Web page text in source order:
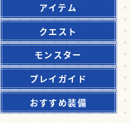
アイテム
クエスト
モンスター
プレイガイド
おすすめ装備